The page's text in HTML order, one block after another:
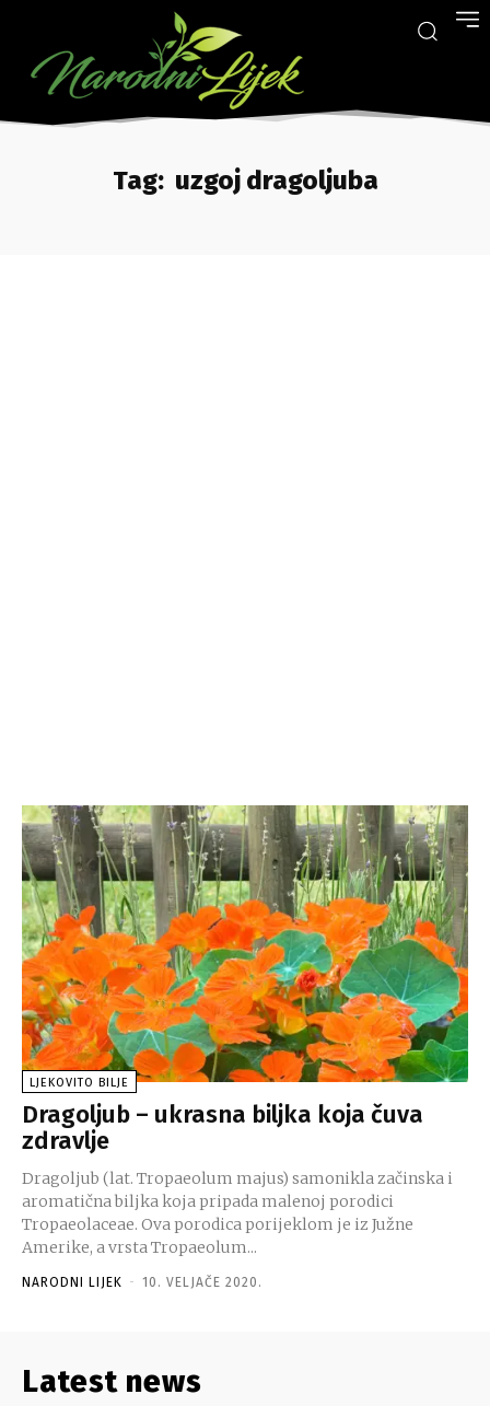
Tag: uzgoj dragoljuba
LJEKOVITO BILJE
Dragoljub – ukrasna biljka koja čuva
zdravlje
Dragoljub (lat. Tropaeolum majus) samonikla začinska i
aromatična biljka koja pripada malenoj porodici
Tropaeolaceae. Ova porodica porijeklom je iz Južne
Amerike, a vrsta Tropaeolum...
NARODNI LIJEK - 10. VELJAČE 2020.
Latest news